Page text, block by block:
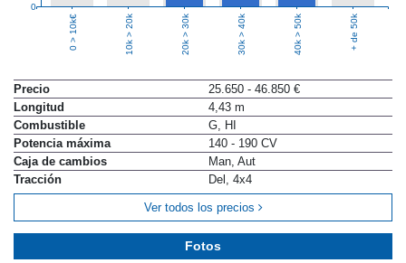
0
0 > 10k€ 10k > 20k 20k > 30k 30k > 40k 40k > 50k + de 50k
Precio
25.650 - 46.850 €
Longitud
4,43 m
Combustible
G, HI
Potencia máxima
140 - 190 CV
Caja de cambios
Man, Aut
Tracción
Del, 4x4
Ver todos los precios
Fotos